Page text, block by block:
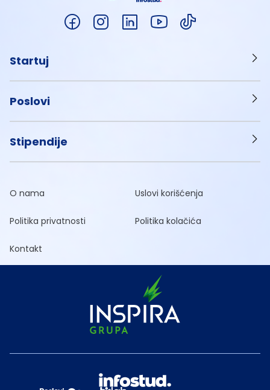
Startuj
Poslovi
Stipendije
O nama Uslovi korišćenja
Politika privatnosti Politika kolačića
Kontakt